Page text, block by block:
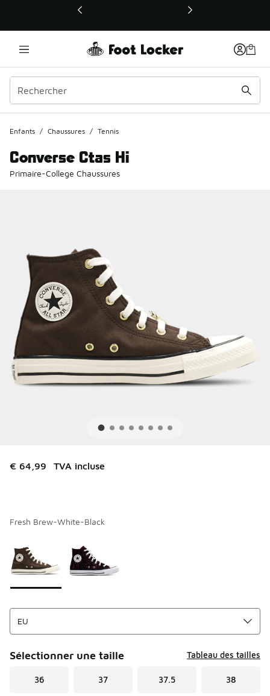
Ce lien ouvrira une nouvelle fenêtre
Enfants / Chaussures / Tennis
Converse Ctas Hi
Primaire-College Chaussures
€ 64,99 TVA incluse
Fresh Brew-White-Black
Sélectionner une taille Tableau des tailles
36 37 37.5 38